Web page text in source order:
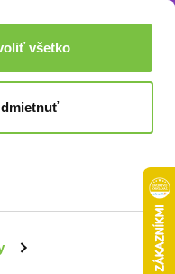
všetko
0,00€
Akcie a zľavy